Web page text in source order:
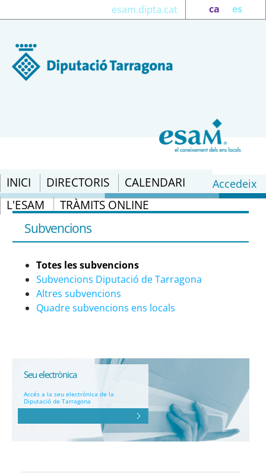
ca es
esam.dipta.cat
INICI DIRECTORIS
CALENDARI
L'ESAM
TRÀMITS ONLINE
Accedeix
Totes les subvencions - eSAM
Subvencions
Totes les subvencions
Subvencions Diputació de Tarragona
Altres subvencions
Quadre subvencions ens locals
Seu electrònica
Accés a la seu electrònica de la
Diputació de Tarragona